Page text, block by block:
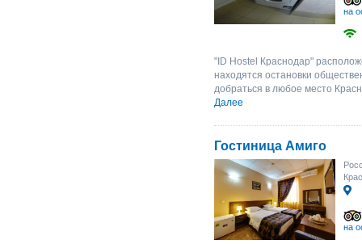
на
"ID Hostel Краснодар"
находятся остановки
добраться в любое место
Далее
Гостиница Амиго
на